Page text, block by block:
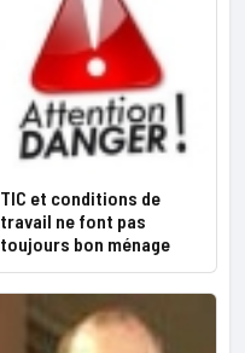
TIC et conditions de
travail ne font pas
toujours bon ménage